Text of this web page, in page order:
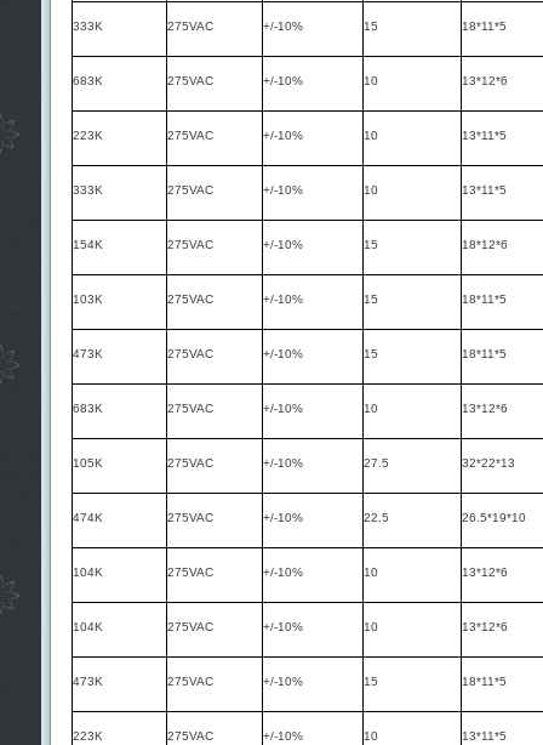
333K 275VAC +/-10% 15 18*11*5
683K 275VAC +/-10% 10 13*12*6
223K 275VAC +/-10% 10 13*11*5
333K 275VAC +/-10% 10 13*11*5
154K 275VAC +/-10% 15 18*12*6
103K 275VAC +/-10% 15 18*11*5
473K 275VAC +/-10% 15 18*11*5
683K 275VAC +/-10% 10 13*12*6
105K 275VAC +/-10% 27.5 32*22*13
474K 275VAC +/-10% 22.5 26.5*19*10
104K 275VAC +/-10% 10 13*12*6
104K 275VAC +/-10% 10 13*12*6
473K 275VAC +/-10% 15 18*11*5
223K 275VAC +/-10% 10 13*11*5